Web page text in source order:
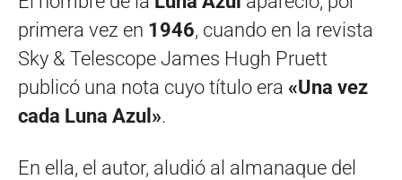
primera vez en 1946, cuando en la revista
Sky & Telescope James Hugh Pruett
publicó una nota cuyo título era «Una vez
cada Luna Azul».
En ella, el autor, aludió al almanaque del